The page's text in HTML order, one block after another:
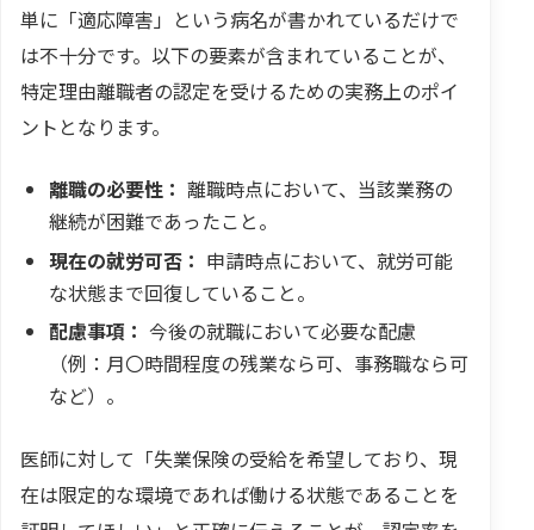
単に「適応障害」という病名が書かれているだけで
は不十分です。以下の要素が含まれていることが、
特定理由離職者の認定を受けるための実務上のポイ
ントとなります。
離職の必要性： 離職時点において、当該業務の
継続が困難であったこと。
現在の就労可否： 申請時点において、就労可能
な状態まで回復していること。
配慮事項： 今後の就職において必要な配慮
（例：月〇時間程度の残業なら可、事務職なら可
など）。
医師に対して「失業保険の受給を希望しており、現
在は限定的な環境であれば働ける状態であることを